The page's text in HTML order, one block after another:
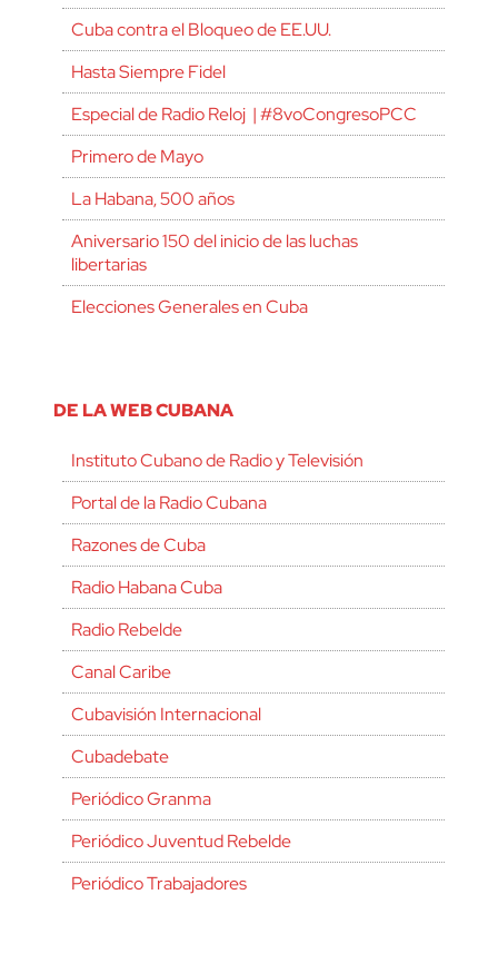
Cuba contra el Bloqueo de EE.UU.
Hasta Siempre Fidel
Especial de Radio Reloj | #8voCongresoPCC
Primero de Mayo
La Habana, 500 años
Aniversario 150 del inicio de las luchas
libertarias
Elecciones Generales en Cuba
DE LA WEB CUBANA
Instituto Cubano de Radio y Televisión
Portal de la Radio Cubana
Razones de Cuba
Radio Habana Cuba
Radio Rebelde
Canal Caribe
Cubavisión Internacional
Cubadebate
Periódico Granma
Periódico Juventud Rebelde
Periódico Trabajadores